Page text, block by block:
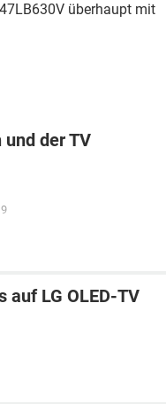
überhaupt mit
der TV
auf LG OLED-TV